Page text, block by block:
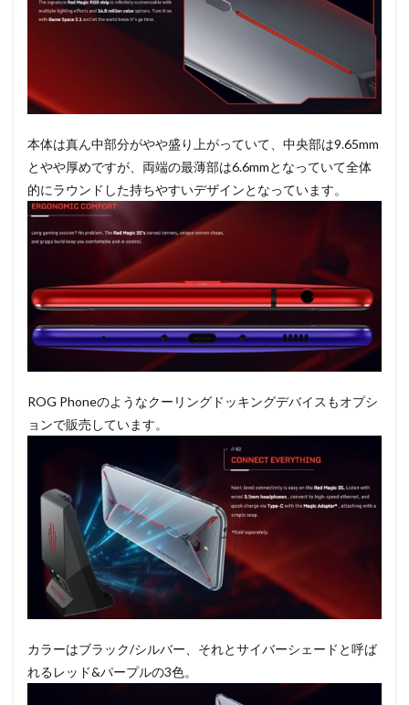
本体は真ん中部分がやや盛り上がっていて、中央部は9.65mm
とやや厚めですが、両端の最薄部は6.6mmとなっていて全体
的にラウンドした持ちやすいデザインとなっています。
ROG Phoneのようなクーリングドッキングデバイスもオプシ
ョンで販売しています。
カラーはブラック/シルバー、それとサイバーシェードと呼ば
れるレッド&パープルの3色。